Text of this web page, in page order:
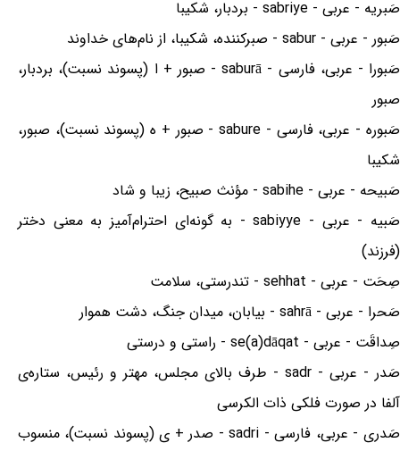
صَبریه - عربی - sabriye - بردبار، شکیبا
صَبور - عربی - sabur - صبرکننده، شکیبا، از نام‌های خداوند
صَبورا - عربی، فارسی - saburā - صبور + ا (پسوند نسبت)، بردبار،
صبور
صَبوره - عربی، فارسی - sabure - صبور + ه (پسوند نسبت)، صبور،
شکیبا
صَبیحه - عربی - sabihe - مؤنث صبیح، زیبا و شاد
صَبیه - عربی - sabiyye - به گونه‌ای احترام‌آمیز به معنی دختر
(فرزند)
صِحَت - عربی - sehhat - تندرستی، سلامت
صَحرا - عربی - sahrā - بیابان، میدان جنگ، دشت هموار
صِداقَت - عربی - se(a)dāqat - راستی و درستی
صَدر - عربی - sadr - طرف بالای مجلس، مهتر و رئیس، ستاره‌ی
آلفا در صورت فلکی ذات الکرسی
صَدری - عربی، فارسی - sadri - صدر + ی (پسوند نسبت)، منسوب